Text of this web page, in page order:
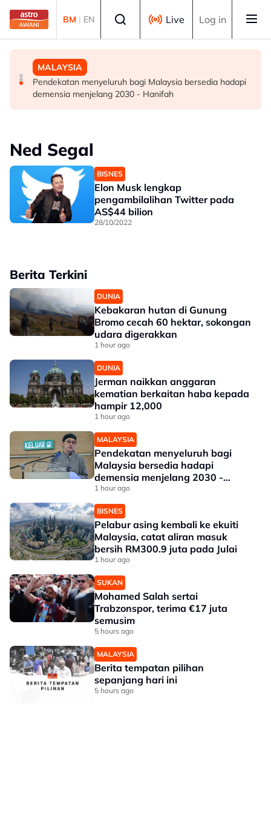
Skip to main content
BM | EN Live Log in
DUNIA
Kebakaran hutan di Gunung Bromo cecah 60 hektar,
sokongan udara digerakkan
DUNIA
Jerman naikkan anggaran kematian berkaitan haba
kepada hampir 12,000
MALAYSIA
Pendekatan menyeluruh bagi Malaysia bersedia hadapi
demensia menjelang 2030 - Hanifah
Ned Segal
BISNES
Elon Musk lengkap
pengambilalihan Twitter pada
AS$44 bilion
28/10/2022
Berita Terkini
DUNIA
Kebakaran hutan di Gunung
Bromo cecah 60 hektar, sokongan
udara digerakkan
1 hour ago
DUNIA
Jerman naikkan anggaran
kematian berkaitan haba kepada
hampir 12,000
1 hour ago
MALAYSIA
Pendekatan menyeluruh bagi
Malaysia bersedia hadapi
demensia menjelang 2030 -
Hanifah
1 hour ago
BISNES
Pelabur asing kembali ke ekuiti
Malaysia, catat aliran masuk
bersih RM300.9 juta pada Julai
1 hour ago
SUKAN
Mohamed Salah sertai
Trabzonspor, terima €17 juta
semusim
5 hours ago
MALAYSIA
Berita tempatan pilihan
sepanjang hari ini
5 hours ago